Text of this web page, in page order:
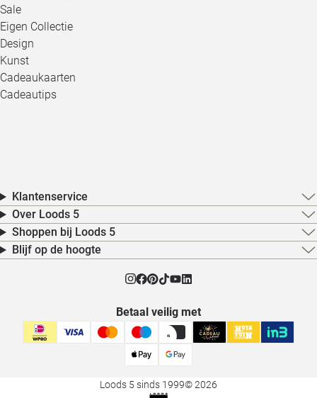
Sale
Eigen Collectie
Design
Kunst
Cadeaukaarten
Cadeautips
Klantenservice
Over Loods 5
Shoppen bij Loods 5
Blijf op de hoogte
Betaal veilig met
Loods 5 sinds 1999© 2026